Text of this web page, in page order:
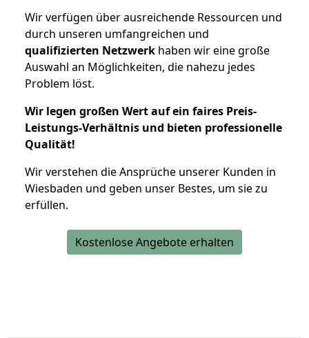
Wir verfügen über ausreichende Ressourcen und
durch unseren umfangreichen und
qualifizierten Netzwerk haben wir eine große
Auswahl an Möglichkeiten, die nahezu jedes
Problem löst.
Wir legen großen Wert auf ein faires Preis-
Leistungs-Verhältnis und bieten professionelle
Qualität!
Wir verstehen die Ansprüche unserer Kunden in
Wiesbaden und geben unser Bestes, um sie zu
erfüllen.
Kostenlose Angebote erhalten